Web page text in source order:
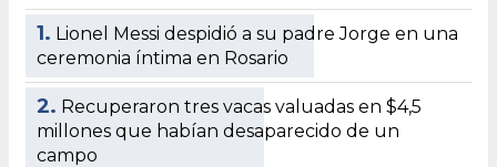
1. Lionel Messi despidió a su padre Jorge en una
ceremonia íntima en Rosario
2. Recuperaron tres vacas valuadas en $4,5
millones que habían desaparecido de un
campo